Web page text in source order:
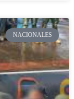
NACIONALES